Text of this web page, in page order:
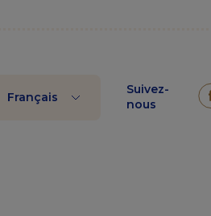
Français
Suivez-
nous